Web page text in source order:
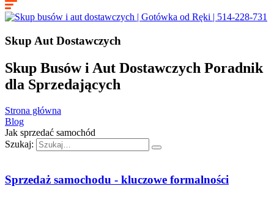
Skup Aut Dostawczych
Skup Busów i Aut Dostawczych Poradnik
dla Sprzedających
Strona główna
Blog
Jak sprzedać samochód
Szukaj:
Sprzedaż samochodu - kluczowe formalności